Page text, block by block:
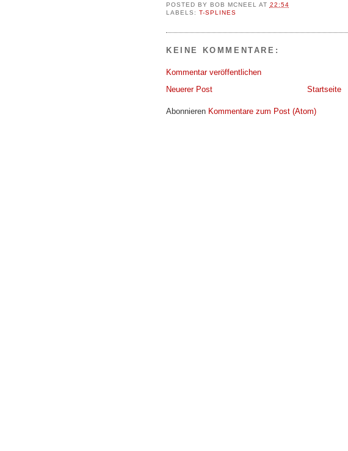
POSTED BY BOB MCNEEL AT 22:54
LABELS: T-SPLINES
KEINE KOMMENTARE:
Kommentar veröffentlichen
Neuerer Post
Startseite
Abonnieren Kommentare zum Post (Atom)